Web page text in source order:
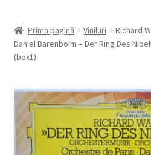
CD-uri originale
Contact
Echipamente
Prima pagină Viniluri
Richard
Daniel Barenboim – Der Ring Des
(box1)